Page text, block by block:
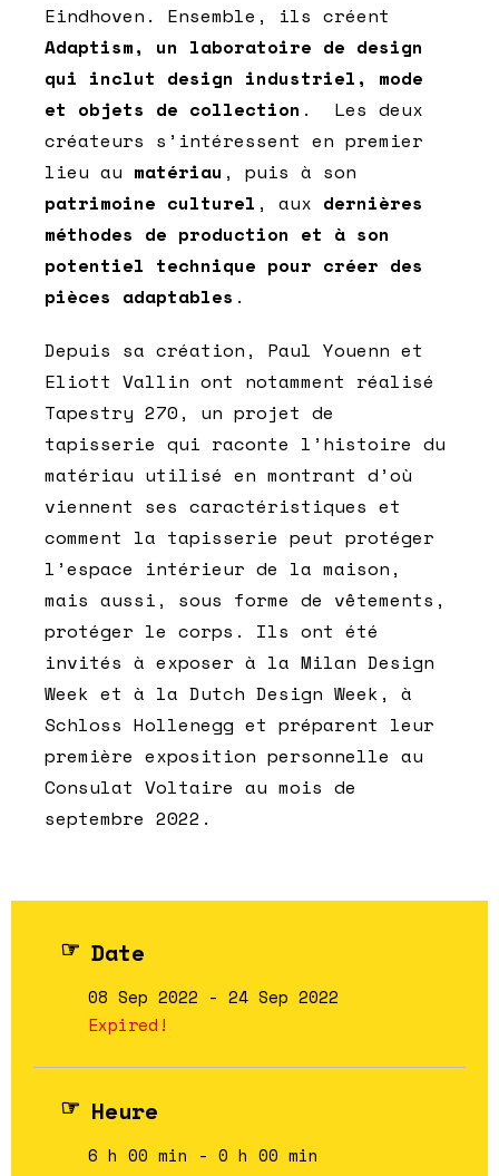
Eindhoven. Ensemble, ils créent
Adaptism, un laboratoire de design
qui inclut design industriel, mode
et objets de collection . Les deux
créateurs s’intéressent en premier
lieu au matériau , puis à son
patrimoine culturel , aux dernières
méthodes de production et à son
potentiel technique pour créer des
pièces adaptables .
Depuis sa création, Paul Youenn et
Eliott Vallin ont notamment réalisé
Tapestry 270, un projet de
tapisserie qui raconte l’histoire du
matériau utilisé en montrant d’où
viennent ses caractéristiques et
comment la tapisserie peut protéger
l’espace intérieur de la maison,
mais aussi, sous forme de vêtements,
protéger le corps. Ils ont été
invités à exposer à la Milan Design
Week et à la Dutch Design Week, à
Schloss Hollenegg et préparent leur
première exposition personnelle au
Consulat Voltaire au mois de
septembre 2022.
Date
08 Sep 2022 - 24 Sep 2022
Expired!
Heure
6 h 00 min - 0 h 00 min